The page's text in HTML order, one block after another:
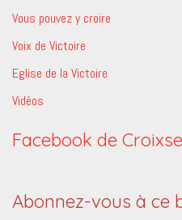
Vous pouvez y croire
Voix de Victoire
Eglise de la Victoire
Vidéos
Facebook de
Abonnez-vous à ce